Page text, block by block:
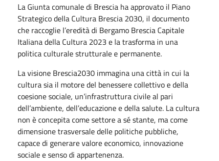
La Giunta comunale di Brescia ha approvato il Piano
Strategico della Cultura Brescia 2030, il documento
che raccoglie l’eredità di Bergamo Brescia Capitale
Italiana della Cultura 2023 e la trasforma in una
politica culturale strutturale e permanente.
La visione Brescia2030 immagina una città in cui la
cultura sia il motore del benessere collettivo e della
coesione sociale, un’infrastruttura civile al pari
dell’ambiente, dell’educazione e della salute. La cultura
non è concepita come settore a sé stante, ma come
dimensione trasversale delle politiche pubbliche,
capace di generare valore economico, innovazione
sociale e senso di appartenenza.